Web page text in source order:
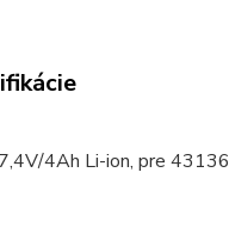
7,4V/4Ah Li-ion, pre 43136